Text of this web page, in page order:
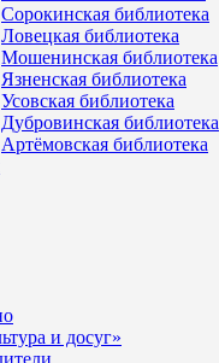
Сорокинская библиотека
Ловецкая библиотека
Мошенинская библиотека
Язненская библиотека
Усовская библиотека
Дубровинская библиотека
Артёмовская библиотека
и досуг»